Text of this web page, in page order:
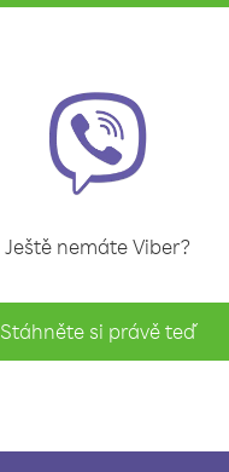
Ještě nemáte Viber?
Stáhněte si právě teď